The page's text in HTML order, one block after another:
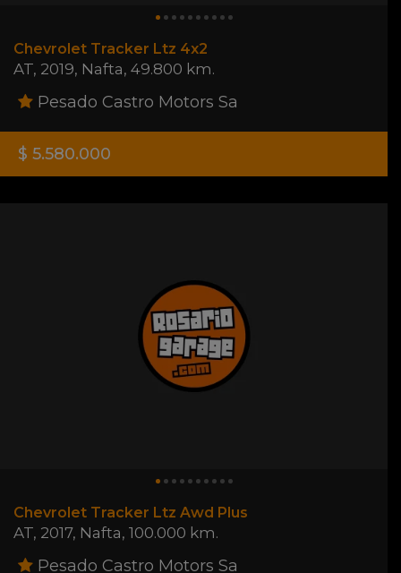
Chevrolet Tracker Ltz 4x2
AT, 2019, Nafta, 49.800 km.
Pesado Castro Motors Sa
$ 5.580.000
Chevrolet Tracker Ltz Awd Plus
AT, 2017, Nafta, 100.000 km.
Pesado Castro Motors Sa